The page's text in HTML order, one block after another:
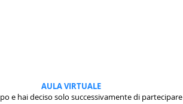
AULA VIRTUALE
e hai deciso solo successivamente di